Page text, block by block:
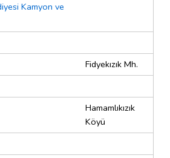
Kamyon ve
Fidyekızık Mh.
Hamamlıkızık
Köyü